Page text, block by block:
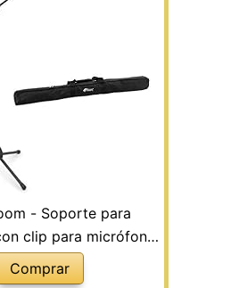
- Soporte para
clip para micrófono,
con Bolsa, Negro
Comprar